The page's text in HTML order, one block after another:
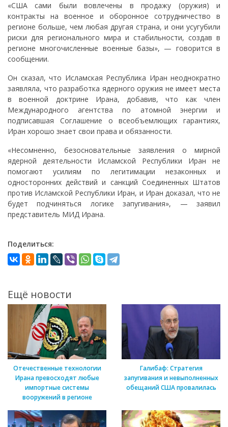
«США сами были вовлечены в продажу (оружия) и
контракты на военное и оборонное сотрудничество в
регионе больше, чем любая другая страна, и они усугубили
риски для регионального мира и стабильности, создав в
регионе многочисленные военные базы», ​​— говорится в
сообщении.
Он сказал, что Исламская Республика Иран неоднократно
заявляла, что разработка ядерного оружия не имеет места
в военной доктрине Ирана, добавив, что как член
Международного агентства по атомной энергии и
подписавшая Соглашение о всеобъемлющих гарантиях,
Иран хорошо знает свои права и обязанности.
«Несомненно, безосновательные заявления о мирной
ядерной деятельности Исламской Республики Иран не
помогают усилиям по легитимации незаконных и
односторонних действий и санкций Соединенных Штатов
против Исламской Республики Иран, и Иран доказал, что не
будет подчиняться логике запугивания», — заявил
представитель МИД Ирана.
Поделиться:
Ещё новости
Отечественные технологии
Ирана превосходят любые
импортные системы
вооружений в регионе
Галибаф: Стратегия
запугивания и невыполненных
обещаний США провалилась